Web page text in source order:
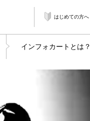
はじめての方へ
インフォカートとは？